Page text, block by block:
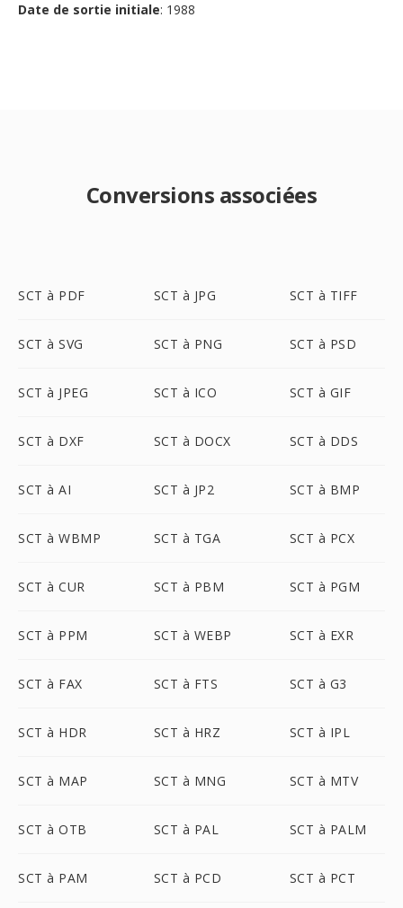
Date de sortie initiale: 1988
Conversions associées
SCT à PDF SCT à JPG SCT à TIFF
SCT à SVG SCT à PNG SCT à PSD
SCT à JPEG SCT à ICO SCT à GIF
SCT à DXF SCT à DOCX SCT à DDS
SCT à AI SCT à JP2 SCT à BMP
SCT à WBMP SCT à TGA SCT à PCX
SCT à CUR SCT à PBM SCT à PGM
SCT à PPM SCT à WEBP SCT à EXR
SCT à FAX SCT à FTS SCT à G3
SCT à HDR SCT à HRZ SCT à IPL
SCT à MAP SCT à MNG SCT à MTV
SCT à OTB SCT à PAL SCT à PALM
SCT à PAM SCT à PCD SCT à PCT